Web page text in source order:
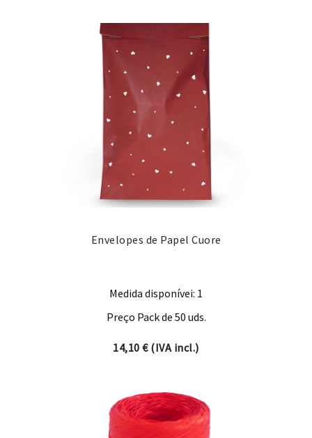
Envelopes de Papel Cuore
Medida disponívei: 1
Preço Pack de 50 uds.
14,10€(IVA incl.)